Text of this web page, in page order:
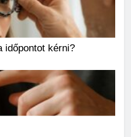
időpontot kérni?